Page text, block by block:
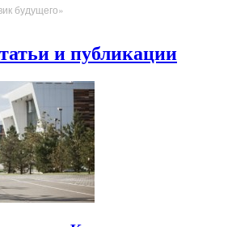
будущего»
и публикации